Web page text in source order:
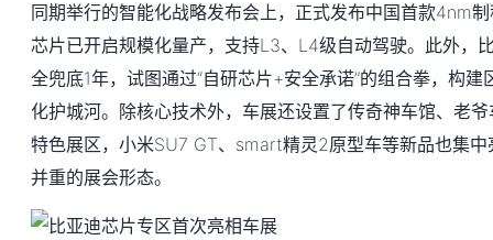
同期举行的智能化战略发布会上，正式发布中国首款4nm制
芯片已开启规模化量产，支持L3、L4级自动驾驶。此外，
全兜底1年，试图通过“自研芯片+安全承诺”的组合拳，构
化护城河。除核心技术外，车展还设置了传奇神车馆、老
特色展区，小米SU7 GT、smart精灵2原型车等新品也集
并重的展会形态。